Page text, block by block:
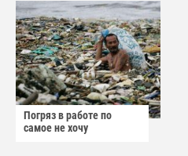
Погряз в работе по
самое не хочу